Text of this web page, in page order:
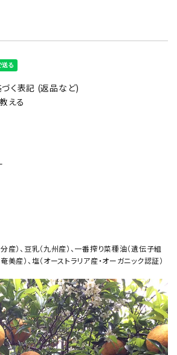
く表記 (返品など)
える
産）、豆乳（九州産）、一番搾り菜種油（遺伝子組
美産）、塩（オーストラリア産・オーガニック認証）